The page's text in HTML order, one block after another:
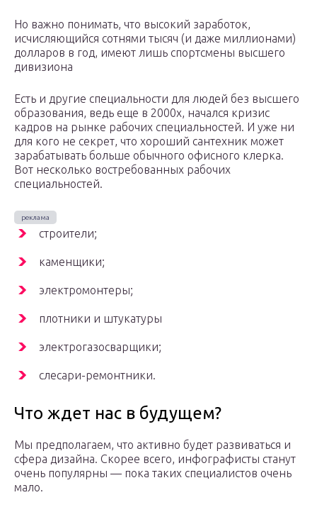
Но важно понимать, что высокий заработок,
исчисляющийся сотнями тысяч (и даже миллионами)
долларов в год, имеют лишь спортсмены высшего
дивизиона
Есть и другие специальности для людей без высшего
образования, ведь еще в 2000х, начался кризис
кадров на рынке рабочих специальностей. И уже ни
для кого не секрет, что хороший сантехник может
зарабатывать больше обычного офисного клерка.
Вот несколько востребованных рабочих
специальностей.
строители;
каменщики;
электромонтеры;
плотники и штукатуры
электрогазосварщики;
слесари-ремонтники.
Что ждет нас в будущем?
Мы предполагаем, что активно будет развиваться и
сфера дизайна. Скорее всего, инфографисты станут
очень популярны — пока таких специалистов очень
мало.